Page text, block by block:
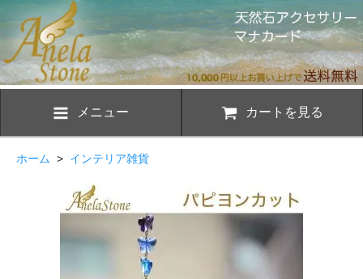
メニュー カートを見る
ホーム > インテリア雑貨